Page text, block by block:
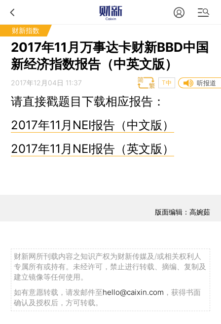
财新指数
2017年11月万事达卡财新BBD中国
新经济指数报告（中英文版）
2017年12月04日 11:37 听报道
T中
请直接戳题目下载相应报告：
2017年11月NEI报告（中文版）
2017年11月NEI报告（英文版）
版面编辑：高婉茹
财新网所刊载内容之知识产权为财新传媒及/或相关权利人
专属所有或持有。未经许可，禁止进行转载、摘编、复制及
建立镜像等任何使用。
如有意愿转载，请发邮件至hello@caixin.com ，获得书面
确认及授权后，方可转载。